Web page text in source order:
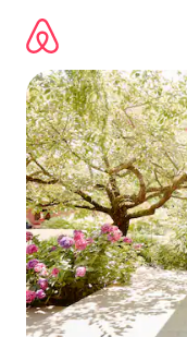
directement
contenu